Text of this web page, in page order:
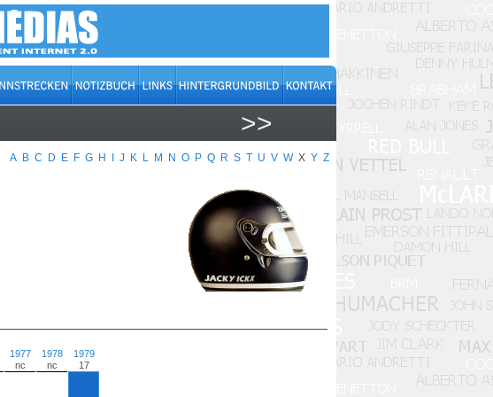
>>
A B C D E F G H J K L M N O P Q R S T U V W X Y Z
1977
nc
1978
nc
1979
17